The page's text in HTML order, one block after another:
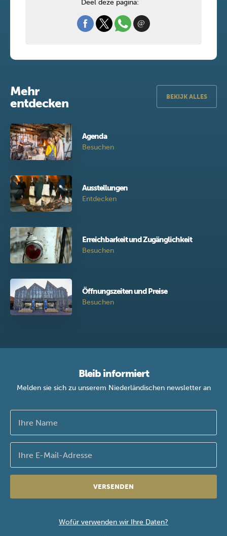
Deel deze pagina:
Mehr
entdecken
BEKIJK ALLES
Agenda
Besuchen
Ausstellungen
Entdecken
Erreichbarkeit und Zugänglichkeit
Besuchen
Öffnungszeiten und Preise
Besuchen
Bleib informiert
Melden sie sich zu unserem Niederländischen newsletter an
VERSENDEN
Wofür verwenden wir Ihre Daten?